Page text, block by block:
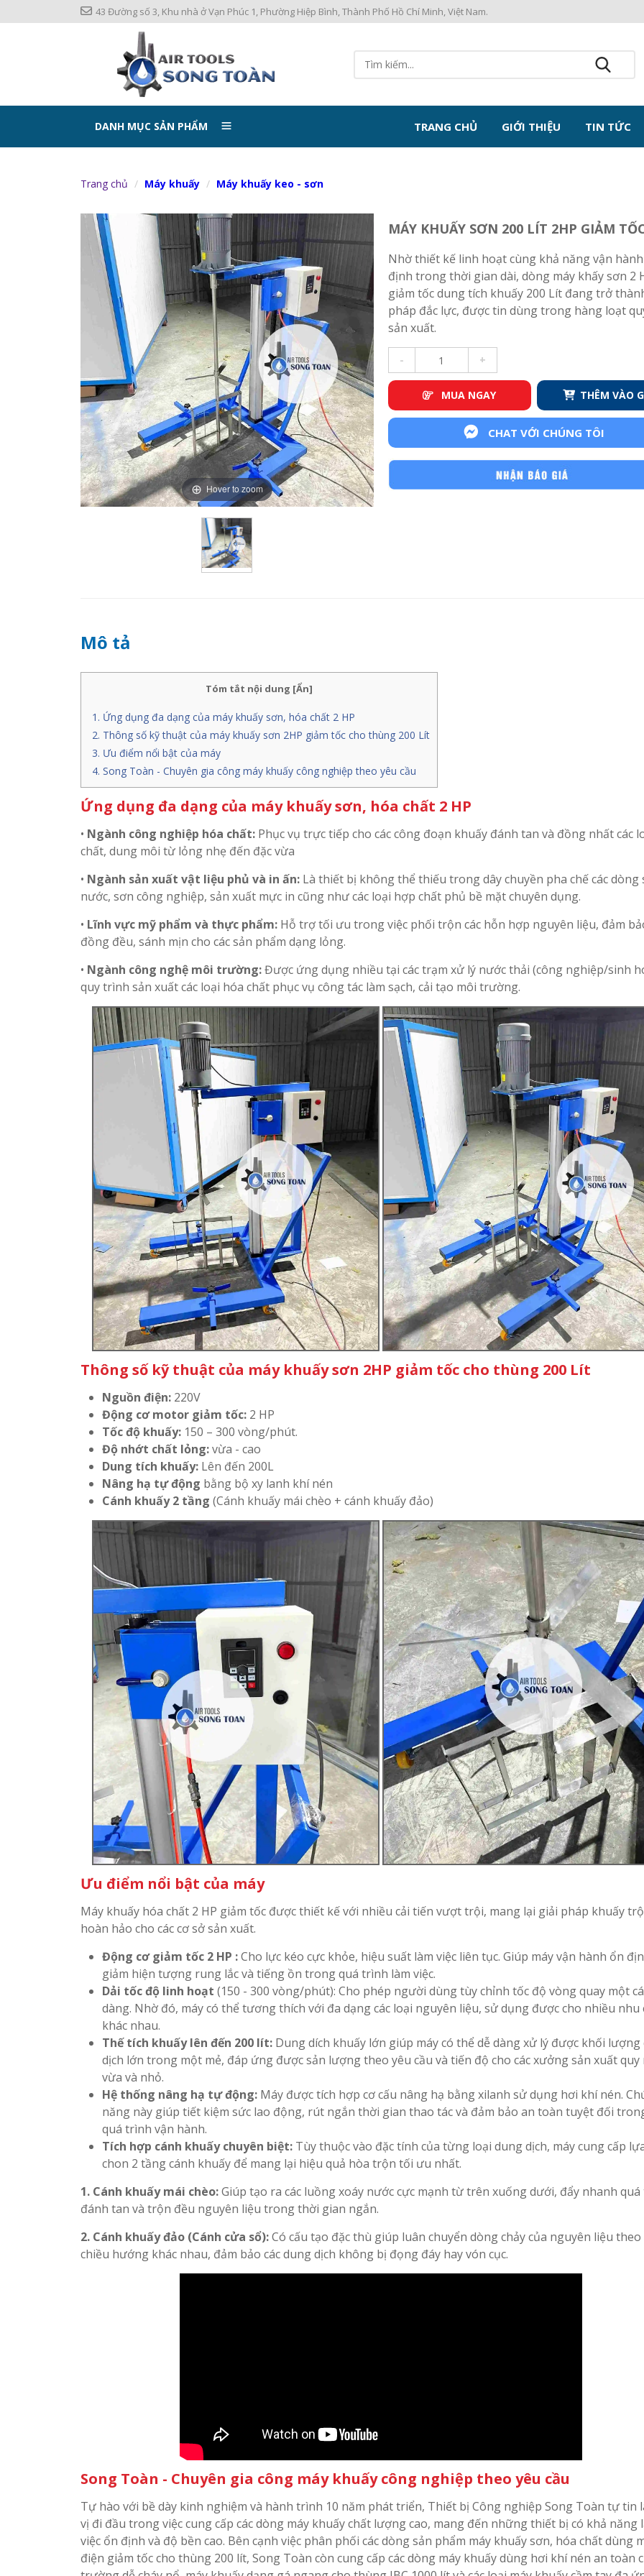
43 Đường số 3, Khu nhà ở Vạn Phúc 1, Phường Hiệp Bình, Thành Phố Hồ Chí Minh, Việt Nam.
DANH MỤC SẢN PHẨM TRANG CHỦ GIỚI THIỆU TIN TỨC
Trang chủ Máy khuấy Máy khuấy keo - sơn
Hover to zoom
MÁY KHUẤY SƠN 200 LÍT 2HP GIẢM
Nhờ thiết kế linh hoạt cùng khả năng vận
định trong thời gian dài, dòng máy khấy sơn 2
giảm tốc dung tích khuấy 200 Lít đang trở
pháp đắc lực, được tin dùng trong hàng loạt
sản xuất.
- +
MUA NGAY THÊM VÀO
CHAT VỚI CHÚNG TÔI
Mô tả
Tóm tắt nội dung [Ẩn]
Ứng dụng đa dạng của máy khuấy sơn, hóa chất 2 HP
Thông số kỹ thuật của máy khuấy sơn 2HP giảm tốc cho thùng 200 Lít
Ưu điểm nổi bật của máy
Song Toàn - Chuyên gia công máy khuấy công nghiệp theo yêu cầu
Ứng dụng đa dạng của máy khuấy sơn, hóa chất 2 HP
• Ngành công nghiệp hóa chất: Phục vụ trực tiếp cho các công đoạn khuấy đánh tan và đồng nhất các
chất, dung môi từ lỏng nhẹ đến đặc vừa
• Ngành sản xuất vật liệu phủ và in ấn: Là thiết bị không thể thiếu trong dây chuyền pha chế các dòng
nước, sơn công nghiệp, sản xuất mực in cũng như các loại hợp chất phủ bề mặt chuyên dụng.
• Lĩnh vực mỹ phẩm và thực phẩm: Hỗ trợ tối ưu trong việc phối trộn các hỗn hợp nguyên liệu, đảm
đồng đều, sánh mịn cho các sản phẩm dạng lỏng.
• Ngành công nghệ môi trường:Được ứng dụng nhiều tại các trạm xử lý nước thải (công nghiệp/sinh
quy trình sản xuất các loại hóa chất phục vụ công tác làm sạch, cải tạo môi trường.
Thông số kỹ thuật của máy khuấy sơn 2HP giảm tốc cho thùng 200 Lít
Nguồn điện: 220V
Động cơ motor giảm tốc: 2 HP
Tốc độ khuấy: 150 – 300 vòng/phút.
Độ nhớt chất lỏng:vừa - cao
Dung tích khuấy: Lên đến 200L
Nâng hạ tự động bằng bộ xy lanh khí nén
Cánh khuấy 2 tầng (Cánh khuấy mái chèo + cánh khuấy đảo)
Ưu điểm nổi bật của máy
Máy khuấy hóa chất 2 HP giảm tốc được thiết kế với nhiều cải tiến vượt trội, mang lại giải pháp khuấy
hoàn hảo cho các cơ sở sản xuất.
Động cơ giảm tốc 2 HP :Cho lực kéo cực khỏe, hiệu suất làm việc liên tục. Giúp máy vận hành ổn
giảm hiện tượng rung lắc và tiếng ồn trong quá trình làm việc.
Dải tốc độ linh hoạt (150 - 300 vòng/phút): Cho phép người dùng tùy chỉnh tốc độ vòng quay một
dàng. Nhờ đó, máy có thể tương thích với đa dạng các loại nguyên liệu, sử dụng được cho nhiều nhu
khác nhau.
Thế tích khuấy lên đến 200 lít: Dung dích khuấy lớn giúp máy có thể dễ dàng xử lý được khối lượng
dịch lớn trong một mẻ, đáp ứng được sản lượng theo yêu cầu và tiến độ cho các xưởng sản xuất quy
vừa và nhỏ.
Hệ thống nâng hạ tự động: Máy được tích hợp cơ cấu nâng hạ bằng xilanh sử dụng hơi khí nén.
năng này giúp tiết kiệm sức lao động, rút ngắn thời gian thao tác và đảm bảo an toàn tuyệt đối
quá trình vận hành.
Tích hợp cánh khuấy chuyên biệt: Tùy thuộc vào đặc tính của từng loại dung dịch, máy cung cấp
chon 2 tầng cánh khuấy để mang lại hiệu quả hòa trộn tối ưu nhất.
1. Cánh khuấy mái chèo:Giúp tạo ra các luồng xoáy nước cực mạnh từ trên xuống dưới, đẩy nhanh
đánh tan và trộn đều nguyên liệu trong thời gian ngắn.
2. Cánh khuấy đảo (Cánh cửa sổ):Có cấu tạo đặc thù giúp luân chuyển dòng chảy của nguyên liệu
chiều hướng khác nhau, đảm bảo các dung dịch không bị đọng đáy hay vón cục.
Song Toàn - Chuyên gia công máy khuấy công nghiệp theo yêu cầu
Tự hào với bề dày kinh nghiệm và hành trình 10 năm phát triển, Thiết bị Công nghiệp Song Toàn tự tin
vị đi đầu trong việc cung cấp các dòng máy khuấy chất lượng cao, mang đến những thiết bị có khả năng
việc ổn định và độ bền cao. Bên cạnh việc phân phối các dòng sản phẩm máy khuấy sơn, hóa chất dùng
điện giảm tốc cho thùng 200 lít, Song Toàn còn cung cấp các dòng máy khuấy dùng hơi khí nén an toàn